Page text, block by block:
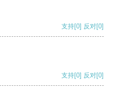
支持[0] 反对[0]
支持[0] 反对[0]